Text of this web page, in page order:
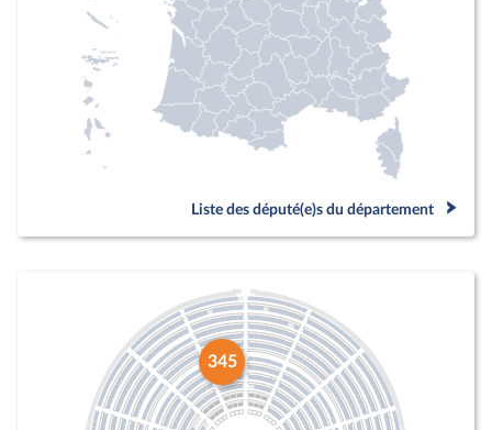
Liste des député(e)s du département
345